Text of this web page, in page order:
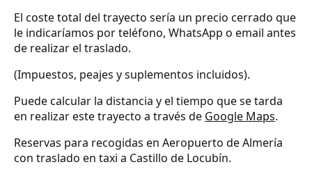
El coste total del trayecto sería un precio cerrado que
le indicaríamos por teléfono, WhatsApp o email antes
de realizar el traslado.
(Impuestos, peajes y suplementos incluidos).
Puede calcular la distancia y el tiempo que se tarda
en realizar este trayecto a través de Google Maps.
Reservas para recogidas en Aeropuerto de Almería
con traslado en taxi a Castillo de Locubín.